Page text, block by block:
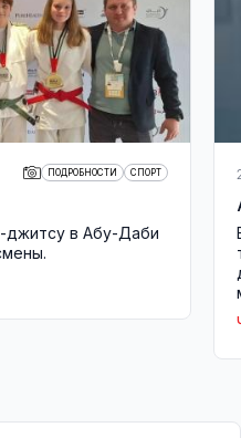
ПОДРОБНОСТИ СПОРТ
джитсу в Абу-Даби